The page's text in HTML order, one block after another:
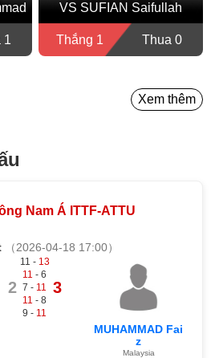
1
VS SUFIAN Saifullah
Thắng 1 Thua 0
Xem thêm
Nam Á ITTF-ATTU
（2026-04-18 17:00）
2
11 - 13
11 - 6
7 - 11
11 - 8
9 - 11
3
MUHAMMAD Fai
z
Malaysia